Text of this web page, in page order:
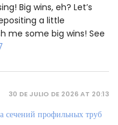
Big wins, eh? Let’s
a little
me some big wins! See
30 DE JULIO DE 2026 AT 20:13
сечений профильных труб